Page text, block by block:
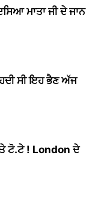
ਮਾਤਾ ਜੀ ਦੇ ਜਾਨ
ਸੀ ਇਹ ਭੈਣ ਅੱਜ
ਟੋ.ਟੇ ! London ਦੇ